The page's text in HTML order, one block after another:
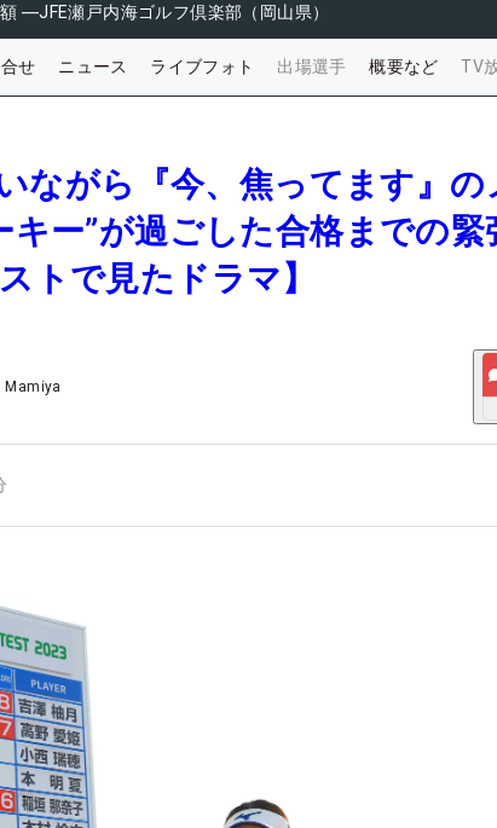
―JFE瀬戸内海ゴルフ倶楽部（岡山県）
せ ニュース ライブフォト 出場選手 概要など TV
ながら『今、焦ってます』の
ー”が過ごした合格までの緊
トで見たドラマ】
Mamiya